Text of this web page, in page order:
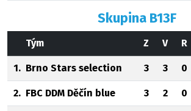
Skupina B13F
Tým Z V R
1. Brno Stars selection 3 3 0
2. FBC DDM Děčín blue 3 2 0